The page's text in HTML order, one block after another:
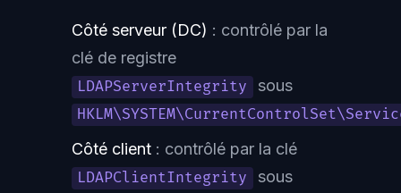
Côté serveur (DC) : contrôlé par la
clé de registre
LDAPServerIntegrity sous
Côté client : contrôlé par la clé
LDAPClientIntegrity sous